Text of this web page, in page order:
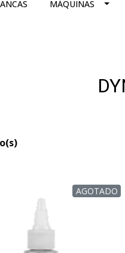
MÁQUINAS
AGOTADO